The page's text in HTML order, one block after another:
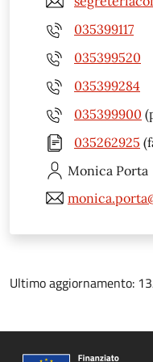
035399117
035399520
035399284
035399900
035262925
Monica Porta
Ultimo aggiornamento: